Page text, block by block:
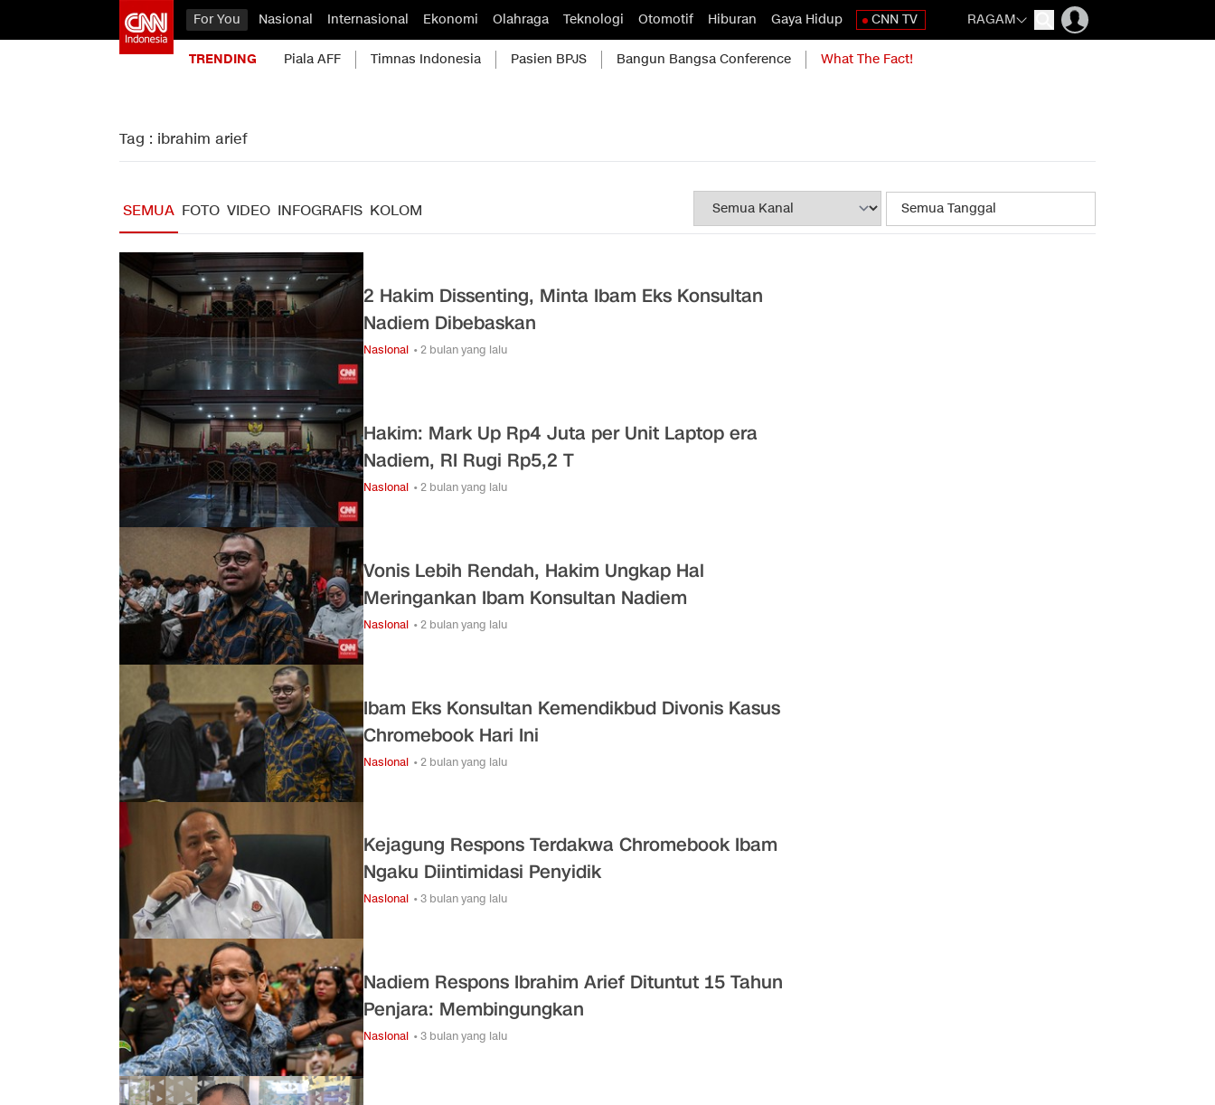
For You Nasional Internasional Ekonomi Olahraga Teknologi Otomotif Hiburan Gaya Hidup CNN TV RAGAM
TRENDING Piala AFF Timnas Indonesia Pasien BPJS Bangun Bangsa Conference What The Fact!
Tag : ibrahim arief
SEMUA FOTO VIDEO INFOGRAFIS KOLOM
2 Hakim Dissenting, Minta Ibam Eks Konsultan
Nadiem Dibebaskan
Nasional • 2 bulan yang lalu
Hakim: Mark Up Rp4 Juta per Unit Laptop era
Nadiem, RI Rugi Rp5,2 T
Nasional • 2 bulan yang lalu
Vonis Lebih Rendah, Hakim Ungkap Hal
Meringankan Ibam Konsultan Nadiem
Nasional • 2 bulan yang lalu
Ibam Eks Konsultan Kemendikbud Divonis Kasus
Chromebook Hari Ini
Nasional • 2 bulan yang lalu
Kejagung Respons Terdakwa Chromebook Ibam
Ngaku Diintimidasi Penyidik
Nasional • 3 bulan yang lalu
Nadiem Respons Ibrahim Arief Dituntut 15 Tahun
Penjara: Membingungkan
Nasional • 3 bulan yang lalu